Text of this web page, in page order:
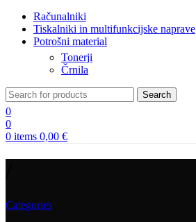
Računalniki
Tiskalniki in multifunkcijske naprave
Potrošni material
Tonerji
Črnila
Search
0
0
0 items 0,00 €
Categories